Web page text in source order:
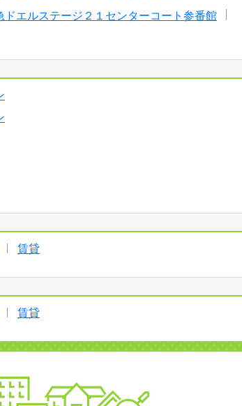
ドエルステージ２１センターコート参番館
賃貸
賃貸